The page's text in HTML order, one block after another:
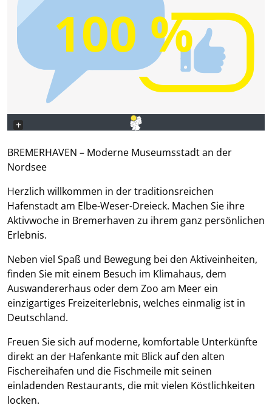
100 %
+
BREMERHAVEN – Moderne Museumsstadt an der
Nordsee
Herzlich willkommen in der traditionsreichen
Hafenstadt am Elbe-Weser-Dreieck. Machen Sie ihre
Aktivwoche in Bremerhaven zu ihrem ganz persönlichen
Erlebnis.
Neben viel Spaß und Bewegung bei den Aktiveinheiten,
finden Sie mit einem Besuch im Klimahaus, dem
Auswandererhaus oder dem Zoo am Meer ein
einzigartiges Freizeiterlebnis, welches einmalig ist in
Deutschland.
Freuen Sie sich auf moderne, komfortable Unterkünfte
direkt an der Hafenkante mit Blick auf den alten
Fischereihafen und die Fischmeile mit seinen
einladenden Restaurants, die mit vielen Köstlichkeiten
locken.